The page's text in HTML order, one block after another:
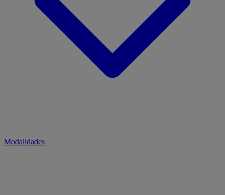
Modalidades